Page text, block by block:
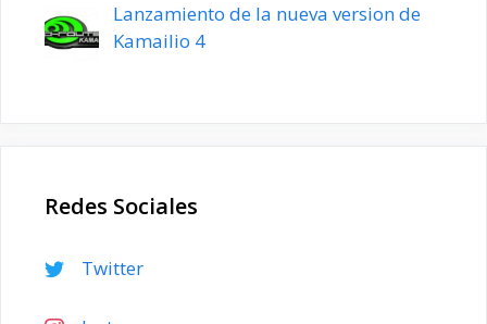
Lanzamiento de la nueva version de
Kamailio 4
Redes Sociales
Twitter